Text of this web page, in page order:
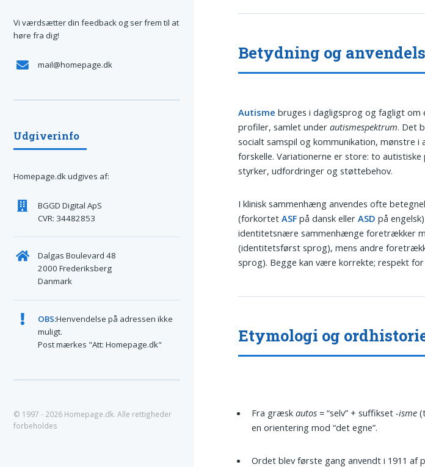
Betydning og
Autisme bruges i dagligsprog og fagligt om
profiler, samlet underautismespektrum. Det
socialt samspil og kommunikation, mønstre
forskelle. Variationerne er store: to
styrker, udfordringer og støttebehov.
I klinisk sammenhæng anvendes ofte
(forkortetASF på dansk ellerASD på
identitetsnære sammenhænge foretrækker
(identitetsførst sprog), mens andre
sprog). Begge kan være korrekte; respekt
Etymologi og
Fra græskautos = “selv” + suffikset-isme
en orientering mod “det egne”.
Ordet blev første gang anvendt i 1911 af
Vi værdsætter din feedback og ser frem til at
høre fra dig!
mail@homepage.dk
Udgiverinfo
Homepage.dk udgives af:
BGGD Digital ApS
CVR: 34482853
Dalgas Boulevard 48
2000 Frederiksberg
Danmark
OBS:Henvendelse på adressen ikke
muligt.
Post mærkes "Att: Homepage.dk"
© 1997 - 2026 Homepage.dk. Alle rettigheder
forbeholdes